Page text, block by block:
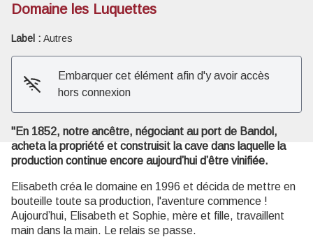
Domaine les Luquettes
Label : Autres
Embarquer cet élément afin d'y avoir accès
hors connexion
"En 1852, notre ancêtre, négociant au port de Bandol,
acheta la propriété et construisit la cave dans laquelle la
production continue encore aujourd’hui d’être vinifiée.
Elisabeth créa le domaine en 1996 et décida de mettre en
bouteille toute sa production, l'aventure commence !
Aujourd’hui, Elisabeth et Sophie, mère et fille, travaillent
main dans la main. Le relais se passe.